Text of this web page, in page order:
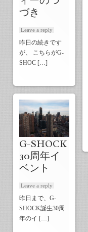
づき
Leave a reply
昨日の続きです
が、 こちらがG-
SHOC […]
G-SHOCK
30周年イ
ベント
Leave a reply
昨日まで、G-
SHOCK誕生30周
年のイ […]